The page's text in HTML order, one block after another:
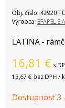
Obj. čislo: 42920
Výrobca: EFAPEL S.A
LATINA -
16,81 € s
13,67 € bez DPH /
Dostupnosť 3